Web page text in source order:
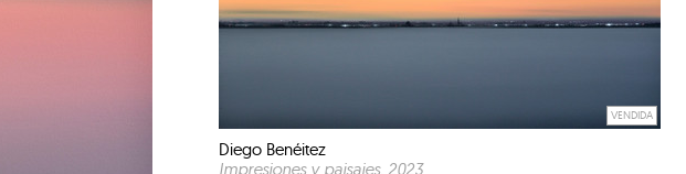
Diego Benéitez
VENDIDA
Impresiones y paisajes, 2023